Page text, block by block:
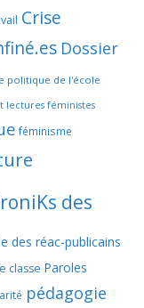
Crise
Dossier
politique de l'école
lectures féministes
féminisme
des
des réac-publicains
classe Paroles
pédagogie